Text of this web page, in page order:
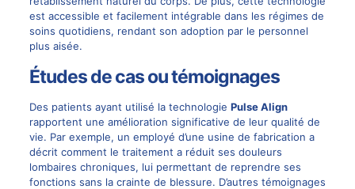
est accessible et facilement intégrable dans les régimes de
soins quotidiens, rendant son adoption par le personnel
plus aisée.
Études de cas ou témoignages
Des patients ayant utilisé la technologie Pulse Align
rapportent une amélioration significative de leur qualité de
vie. Par exemple, un employé d’une usine de fabrication a
décrit comment le traitement a réduit ses douleurs
lombaires chroniques, lui permettant de reprendre ses
fonctions sans la crainte de blessure. D’autres témoignages